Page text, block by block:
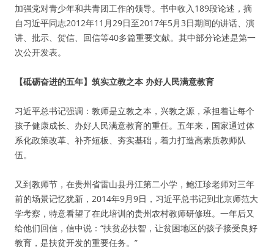
加强党对青少年和共青团工作的领导。书中收入189段论述，摘
自习近平同志2012年11月29日至2017年5月3日期间的讲话、演
讲、批示、贺信、回信等40多篇重要文献。其中部分论述是第一
次公开发表。
【砥砺奋进的五年】筑实立教之本 办好人民满意教育
习近平总书记强调：教师是立教之本，兴教之源，承担着让每个
孩子健康成长、办好人民满意教育的重任。五年来，国家通过体
系化政策改革、补齐短板、夯实基础，着力打造高素质教师队
伍。
又到教师节，在贵州省雷山县丹江第二小学，鲍江珍老师对三年
前的场景记忆犹新，2014年9月9日，习近平总书记到北京师范大
学考察，特意看望了在此培训的贵州农村教师研修班。一年后又
给他们回信，信中说：“扶贫必扶智，让贫困地区的孩子接受良好
教育，是扶贫开发的重要任务。”